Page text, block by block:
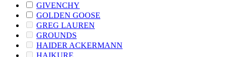
GIVENCHY
GOLDEN GOOSE
GREG LAUREN
GROUNDS
HAIDER ACKERMANN
HAIKURE